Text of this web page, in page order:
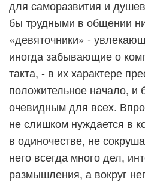
для саморазвития и
бы трудными в общении
«девяточники» -
иногда забывающие о
такта, - в их характере
положительное начало, и
очевидным для всех.
не слишком нуждается в
в одиночестве, не
него всегда много дел,
размышления, а вокруг